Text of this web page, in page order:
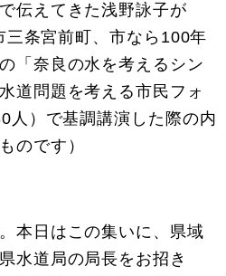
伝えてきた浅野詠子が
条宮前町、市なら100年
「奈良の水を考えるシン
道問題を考える市民フォ
人）で基調講演した際の内
のです）
本日はこの集いに、県域
水道局の局長をお招き